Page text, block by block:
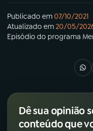
Publicado em07/10/2021
Atualizado em20/05/
Episódio do programa
Dê sua opinião
conteúdo que